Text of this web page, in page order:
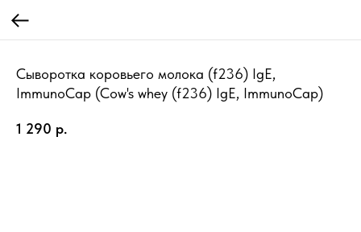
Сыворотка коровьего молока (f236) IgE,
ImmunoCap (Cow's whey (f236) IgE, ImmunoCap)
1 290 р.